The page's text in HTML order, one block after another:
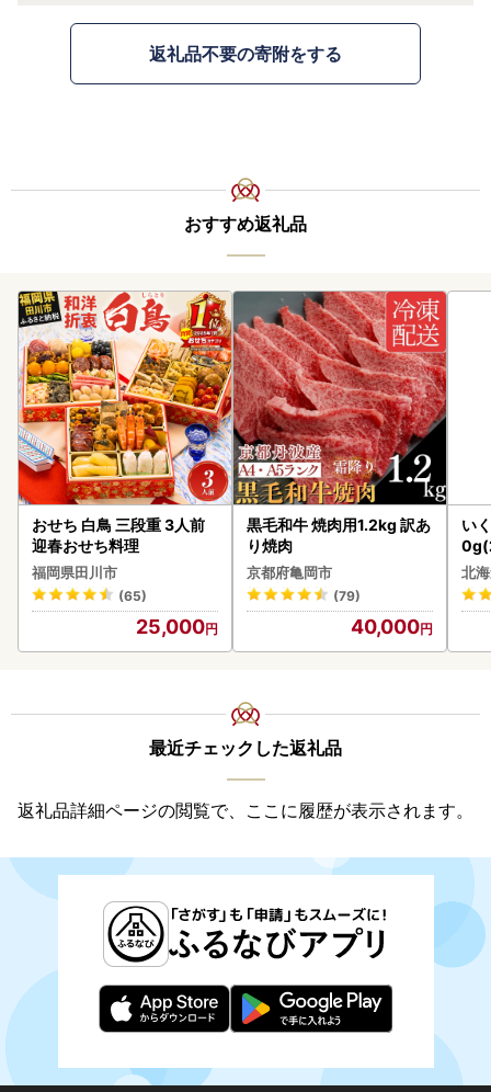
返礼品不要の寄附をする
おすすめ返礼品
おせち 白鳥 三段重 3人前
迎春おせち料理
福岡県田川市
(65)
25,000
黒毛和牛 焼肉用1.2kg 訳あ
り焼肉
京都府亀岡市
(79)
40,000
い
2-
北
最近チェックした返礼品
返礼品詳細ページの閲覧で、ここに履歴が表示されます。